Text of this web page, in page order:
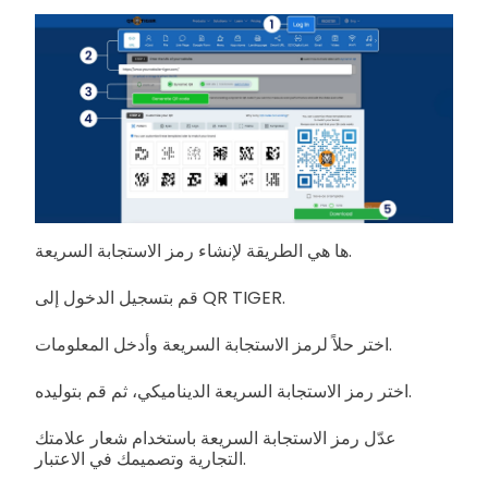
ها هي الطريقة لإنشاء رمز الاستجابة السريعة.
قم بتسجيل الدخول إلى QR TIGER.
اختر حلاً لرمز الاستجابة السريعة وأدخل المعلومات.
اختر رمز الاستجابة السريعة الديناميكي، ثم قم بتوليده.
عدّل رمز الاستجابة السريعة باستخدام شعار علامتك
التجارية وتصميمك في الاعتبار.